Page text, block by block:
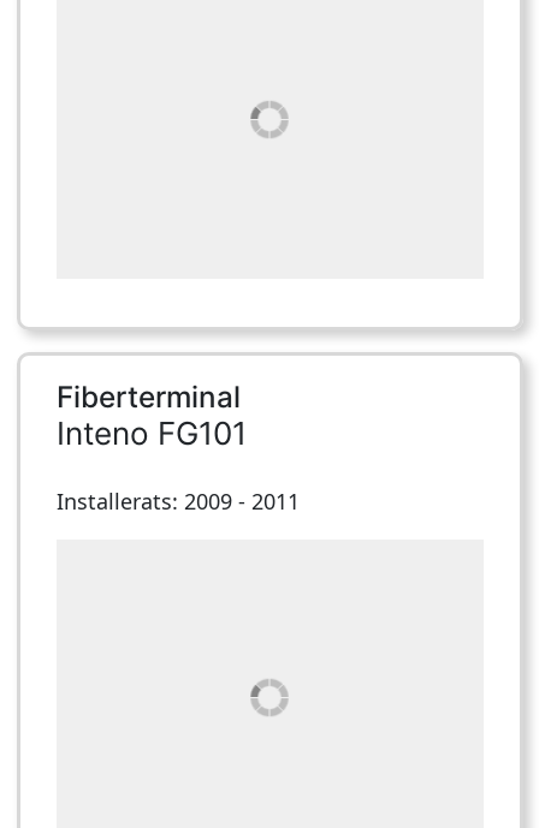
Fiberterminal
Inteno FG101
Installerats: 2009 - 2011